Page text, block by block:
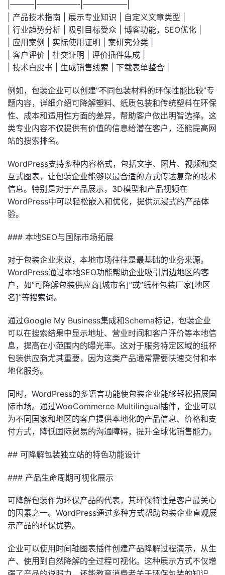
|———|—————-|—————–|
| 产品技术指南 | 展示专业知识 | 自定义文章类型 |
| 行业趋势分析 | 吸引目标受众 | 博客功能，SEO优化 |
| 应用案例 | 实际使用证明 | 案研究分类 |
| 客户评价 | 社交证明 | 评价插件集成 |
| 技术白皮书 | 生成销售线索 | 下载表单整合 |
例如，包装企业可以创建”不同包装材料的环保性能比较”专
题内容，详细介绍可降解塑料、纸质包装和传统塑料在环保
性、成本和适用性方面的差异，帮助客户做出明智选择。这
类专业内容不仅提供有价值的信息给潜在客户，还能提高网
站的搜索排名。
WordPress支持多种内容格式，包括文字、图片、视频和交
互式图表，让包装企业能够以最合适的方式传达复杂的技术
信息。特别是对于产品展示，3D模型和产品视频在
WordPress中可以轻松嵌入和优化，提供沉浸式的产品体
验。
### 本地SEO与国际市场拓展
对于包装企业来说，本地市场往往是最基础的业务来源。
WordPress通过本地SEO功能帮助企业吸引周边地区的客
户，如”可降解包装供应商[城市名]”或”纸杯包装厂家[地区
名]”等搜索词。
通过Google My Business集成和Schema标记，包装企业
可以在搜索结果中显示地址、营业时间和客户评价等本地信
息，提高在小范围内的曝光率。这对于服务特定区域的纸杯
包装供应商尤其重要，因为这类产品通常需要快速交付和本
地化服务。
同时，WordPress的多语言功能使包装企业能够轻松拓展国
际市场。通过WooCommerce Multilingual插件，企业可以
为不同国家和地区的客户提供本地化的产品信息、价格和支
付方式，降低国际贸易的沟通障碍，提升全球化销售能力。
## 可降解包装独立站的特色功能设计
### 产品生命周期可视化展示
可降解包装作为环保产品的代表，其环保特性是客户最关心
的因素之一。WordPress通过多种方式帮助包装企业直观展
示产品的环保优势。
企业可以使用时间轴图表插件创建产品降解过程演示，从生
产、使用到自然降解的全过程可视化。这种展示方式不仅增